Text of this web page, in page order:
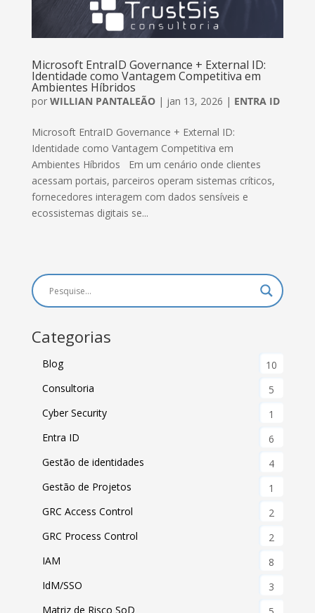
Microsoft EntraID Governance + External ID:
Identidade como Vantagem Competitiva em
Ambientes Híbridos
por WILLIAN PANTALEÃO| jan 13, 2026 | ENTRA ID
Microsoft EntraID Governance + External ID:
Identidade como Vantagem Competitiva em
Ambientes Híbridos Em um cenário onde clientes
acessam portais, parceiros operam sistemas críticos,
fornecedores interagem com dados sensíveis e
ecossistemas digitais se...
Categorias
Blog
10
Consultoria
5
Cyber Security
1
Entra ID
6
Gestão de identidades
4
Gestão de Projetos
1
GRC Access Control
2
GRC Process Control
2
IAM
8
IdM/SSO
3
Matriz de Risco SoD